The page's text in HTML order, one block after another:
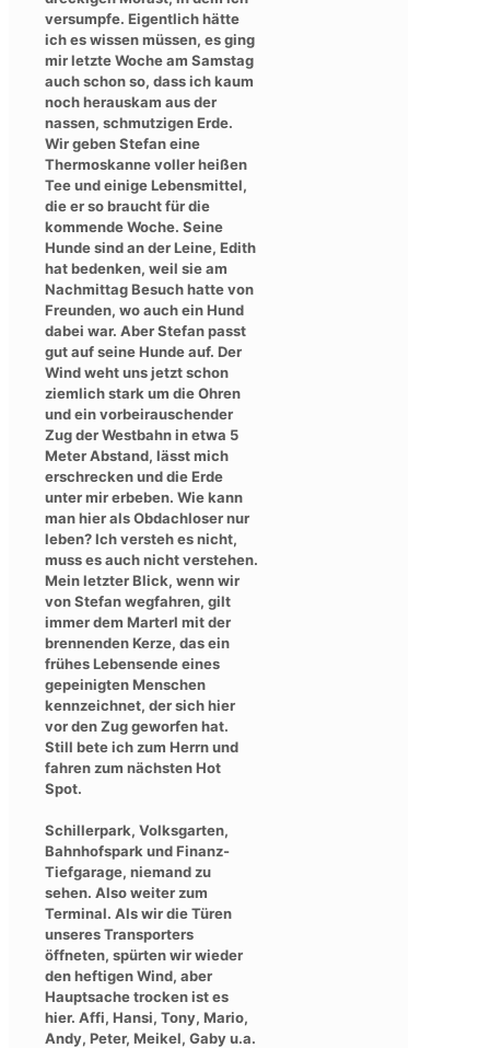
versumpfe. Eigentlich hätte
ich es wissen müssen, es ging
mir letzte Woche am Samstag
auch schon so, dass ich kaum
noch herauskam aus der
nassen, schmutzigen Erde.
Wir geben Stefan eine
Thermoskanne voller heißen
Tee und einige Lebensmittel,
die er so braucht für die
kommende Woche. Seine
Hunde sind an der Leine, Edith
hat bedenken, weil sie am
Nachmittag Besuch hatte von
Freunden, wo auch ein Hund
dabei war. Aber Stefan passt
gut auf seine Hunde auf. Der
Wind weht uns jetzt schon
ziemlich stark um die Ohren
und ein vorbeirauschender
Zug der Westbahn in etwa 5
Meter Abstand, lässt mich
erschrecken und die Erde
unter mir erbeben. Wie kann
man hier als Obdachloser nur
leben? Ich versteh es nicht,
muss es auch nicht verstehen.
Mein letzter Blick, wenn wir
von Stefan wegfahren, gilt
immer dem Marterl mit der
brennenden Kerze, das ein
frühes Lebensende eines
gepeinigten Menschen
kennzeichnet, der sich hier
vor den Zug geworfen hat.
Still bete ich zum Herrn und
fahren zum nächsten Hot
Spot.
Schillerpark, Volksgarten,
Bahnhofspark und Finanz-
Tiefgarage, niemand zu
sehen. Also weiter zum
Terminal. Als wir die Türen
unseres Transporters
öffneten, spürten wir wieder
den heftigen Wind, aber
Hauptsache trocken ist es
hier. Affi, Hansi, Tony, Mario,
Andy, Peter, Meikel, Gaby u.a.